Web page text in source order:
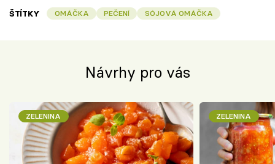
ŠTÍTKY OMÁČKA PEČENÍ SÓJOVÁ OMÁČKA
Návrhy pro vás
ZELENINA ZELENINA